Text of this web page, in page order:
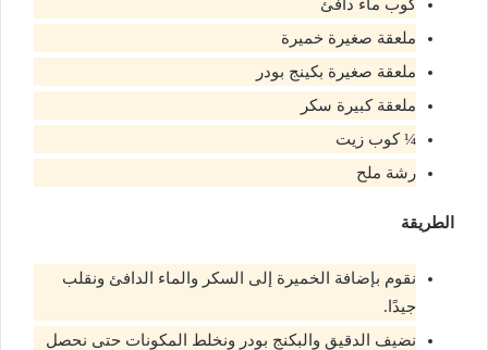
كوب ماء دافئ
ملعقة صغيرة خميرة
ملعقة صغيرة بكينج بودر
ملعقة كبيرة سكر
¼ كوب زيت
رشة ملح
الطريقة
نقوم بإضافة الخميرة إلى السكر والماء الدافئ ونقلب
جيدًا.
نضيف الدقيق والبكنج بودر ونخلط المكونات حتى نحصل